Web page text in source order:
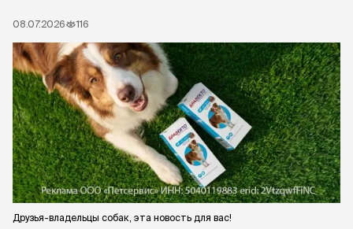
08.07.2026 116
Друзья-владельцы собак, эта новость для вас!